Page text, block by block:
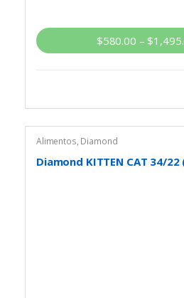
$580.00 – $
Alimentos, Diamond
Diamond KITTEN CAT 34/